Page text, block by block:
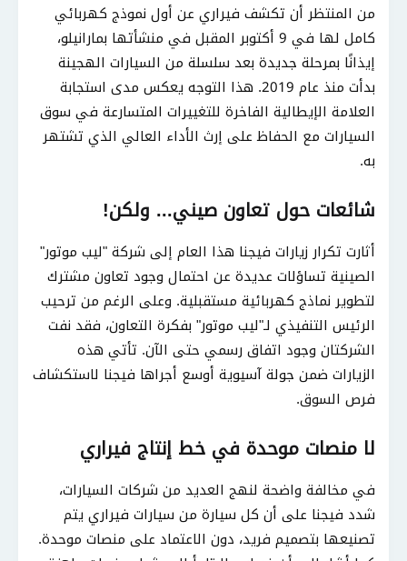
من المنتظر أن تكشف فيراري عن أول نموذج كهربائي
كامل لها في 9 أكتوبر المقبل في منشأتها بمارانيلو،
إيذانًا بمرحلة جديدة بعد سلسلة من السيارات الهجينة
بدأت منذ عام 2019. هذا التوجه يعكس مدى استجابة
العلامة الإيطالية الفاخرة للتغييرات المتسارعة في سوق
السيارات مع الحفاظ على إرث الأداء العالي الذي تشتهر
به.
شائعات حول تعاون صيني... ولكن!
أثارت تكرار زيارات فيجنا هذا العام إلى شركة "ليب موتور"
الصينية تساؤلات عديدة عن احتمال وجود تعاون مشترك
لتطوير نماذج كهربائية مستقبلية. وعلى الرغم من ترحيب
الرئيس التنفيذي لـ"ليب موتور" بفكرة التعاون، فقد نفت
الشركتان وجود اتفاق رسمي حتى الآن. تأتي هذه
الزيارات ضمن جولة آسيوية أوسع أجراها فيجنا لاستكشاف
فرص السوق.
لا منصات موحدة في خط إنتاج فيراري
في مخالفة واضحة لنهج العديد من شركات السيارات،
شدد فيجنا على أن كل سيارة من سيارات فيراري يتم
تصنيعها بتصميم فريد، دون الاعتماد على منصات موحدة.